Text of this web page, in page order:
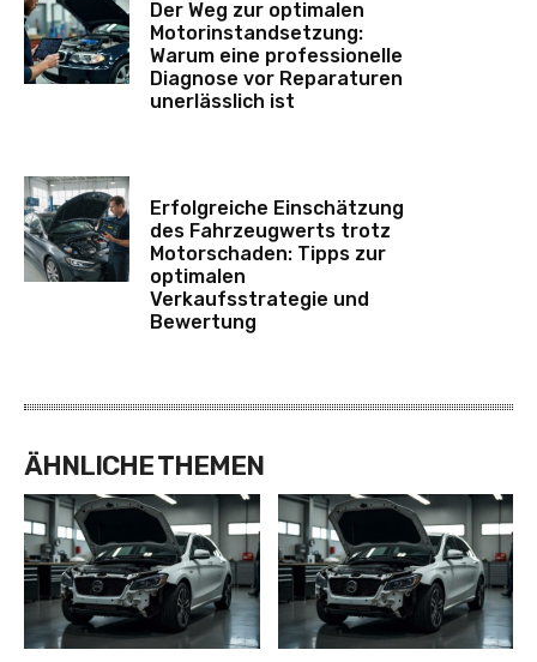
Der Weg zur optimalen
Motorinstandsetzung:
Warum eine professionelle
Diagnose vor Reparaturen
unerlässlich ist
Erfolgreiche Einschätzung
des Fahrzeugwerts trotz
Motorschaden: Tipps zur
optimalen
Verkaufsstrategie und
Bewertung
ÄHNLICHE THEMEN